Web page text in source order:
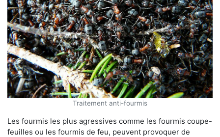
Traitement anti-fourmis
Les fourmis les plus agressives comme les fourmis coupe-
feuilles ou les fourmis de feu, peuvent provoquer de